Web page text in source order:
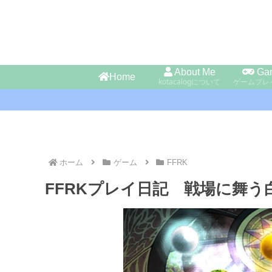
Home
About Me
kotacalogについて
ゲームプレ
ホーム ゲーム FFRK
FFRKプレイ日記 戦場に舞う